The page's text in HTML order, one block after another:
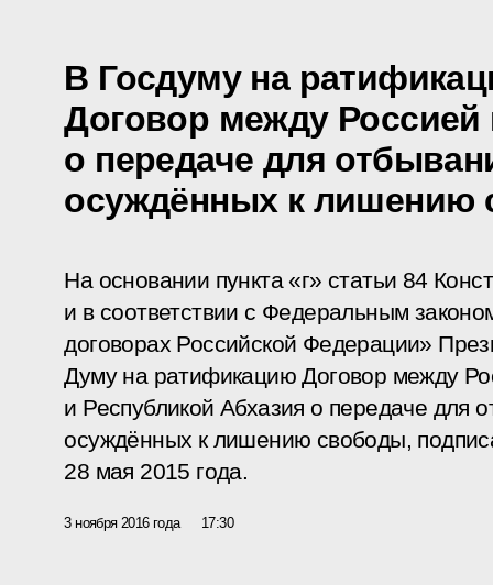
В Госдуму на
Договор между Россией
о передаче для
осуждённых к лишению
На основании пункта «г» статьи 84
и в соответствии с Федеральным
договорах Российской Федерации»
Думу на ратификацию Договор между
и Республикой Абхазия о передаче для
осуждённых к лишению свободы,
28 мая 2015 года.
3 ноября 2016 года 17:30